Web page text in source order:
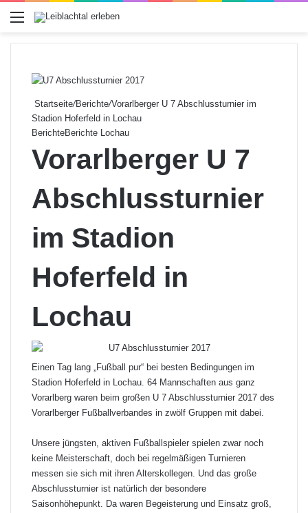
Menü
Startseite/Berichte/Vorarlberger U 7 Abschlussturnier im
Stadion Hoferfeld in Lochau
BerichteBerichte Lochau
Vorarlberger U 7
Abschlussturnier
im Stadion
Hoferfeld in
Lochau
Einen Tag lang „Fußball pur“ bei besten Bedingungen im
Stadion Hoferfeld in Lochau. 64 Mannschaften aus ganz
Vorarlberg waren beim großen U 7 Abschlussturnier 2017 des
Vorarlberger Fußballverbandes in zwölf Gruppen mit dabei.
Unsere jüngsten, aktiven Fußballspieler spielen zwar noch
keine Meisterschaft, doch bei regelmäßigen Turnieren
messen sie sich mit ihren Alterskollegen. Und das große
Abschlussturnier ist natürlich der besondere
Saisonhöhepunkt. Da waren Begeisterung und Einsatz groß,